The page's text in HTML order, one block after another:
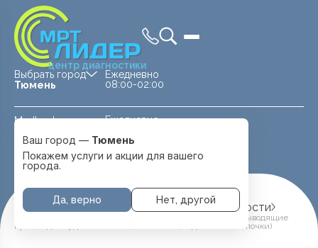
центр диагностики
Выбрать город
Тюмень
Medland —
Тюмень
Ежедневно
08:00-02:00
Ежедневно
Перейти
Ваш город — Тюмень
Покажем услуги и акции для вашего
города.
Да, верно Нет, другой
Главная Услуги и цены МРТ Брюшной полости
Брюшная полость ВСЯ (печень, желчный пузырь, желчевыводящие
пути, поджелудочная железа, селезенка, надпочечники, почки)